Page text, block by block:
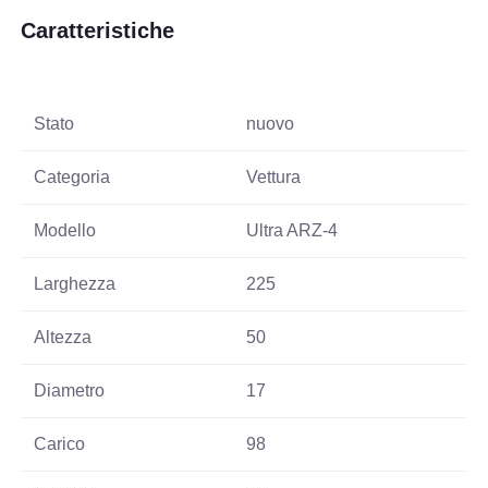
Caratteristiche
Stato nuovo
Categoria Vettura
Modello Ultra ARZ-4
Larghezza 225
Altezza 50
Diametro 17
Carico 98